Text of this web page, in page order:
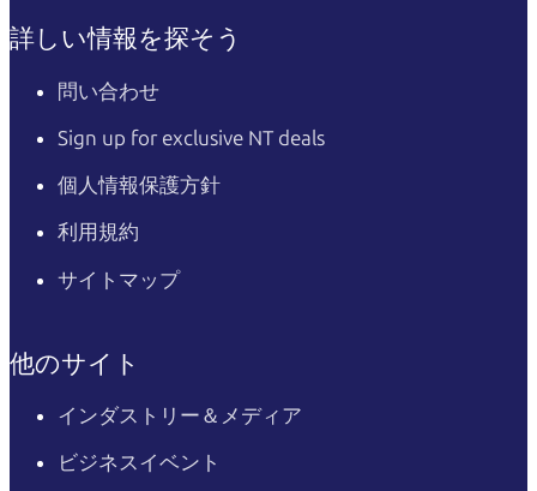
詳しい情報を探そう
問い合わせ
Sign up for exclusive NT deals
個人情報保護方針
利用規約
サイトマップ
他のサイト
インダストリー＆メディア
ビジネスイベント